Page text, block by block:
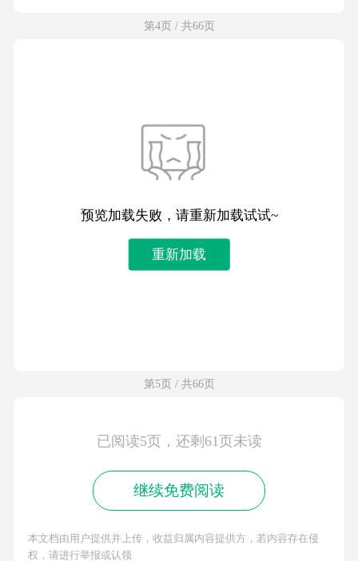
第4页 / 共66页
预览加载失败，请重新加载试试~
重新加载
第5页 / 共66页
已阅读5页，还剩61页未读
继续免费阅读
本文档由用户提供并上传，收益归属内容提供方，若内容存在侵
权，请进行举报或认领